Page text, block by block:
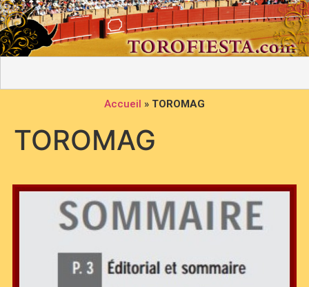
Accueil » TOROMAG
TOROMAG